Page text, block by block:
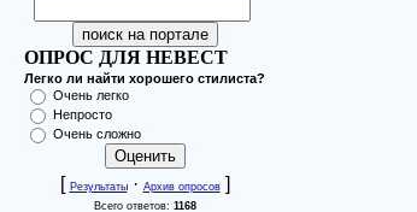
ОПРОС ДЛЯ НЕВЕСТ
Легко ли найти хорошего стилиста?
Очень легко
Непросто
Очень сложно
[ Результаты· Архив опросов]
Всего ответов: 1168